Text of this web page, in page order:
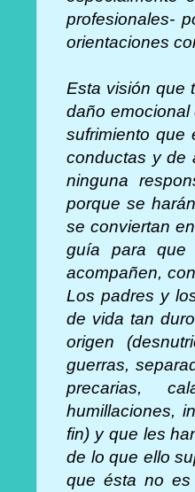
profesionales-
orientaciones
Esta visión que
daño emocional
sufrimiento que
conductas y de
ninguna
porque se
se conviertan
guía para que
acompañen,
Los padres y
de vida tan
origen
guerras,
precarias,
humillaciones,
fin) y que les
de lo que ello
que ésta no es